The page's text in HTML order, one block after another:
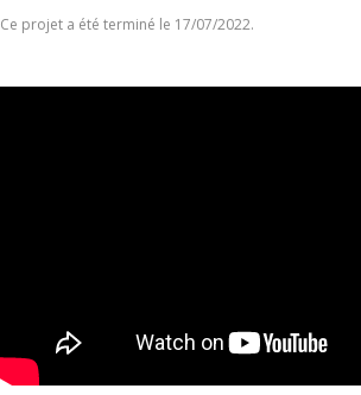
Ce projet a été terminé le 17/07/2022.